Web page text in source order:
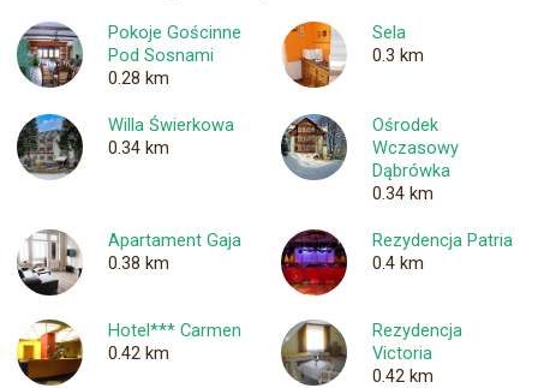
Pokoje Gościnne
Pod Sosnami
0.28 km
Sela
0.3 km
Willa Świerkowa
0.34 km
Ośrodek
Wczasowy
Dąbrówka
0.34 km
Apartament Gaja
0.38 km
Rezydencja Patria
0.4 km
Hotel*** Carmen
0.42 km
Rezydencja
Victoria
0.42 km